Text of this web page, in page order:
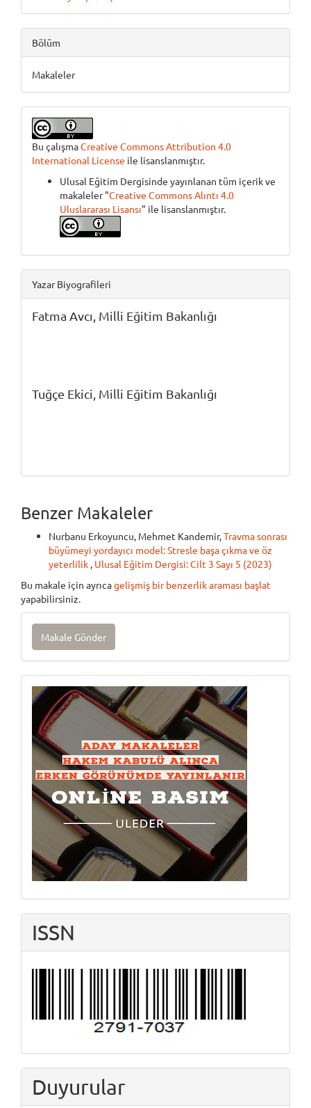
Bölüm
Makaleler
Bu çalışmaCreative Commons Attribution 4.0
International License ile lisanslanmıştır.
Ulusal Eğitim Dergisinde yayınlanan tüm içerik ve
makaleler "Creative Commons Alıntı 4.0
Uluslararası Lisansı" ile lisanslanmıştır.
Yazar Biyografileri
Fatma Avcı, Milli Eğitim Bakanlığı
Tuğçe Ekici, Milli Eğitim Bakanlığı
Benzer Makaleler
Nurbanu Erkoyuncu, Mehmet Kandemir, Travma sonrası
büyümeyi yordayıcı model: Stresle başa çıkma ve öz
yeterlilik Ulusal Eğitim Dergisi: Cilt 3 Sayı 5 (2023)
Bu makale için ayrıcagelişmiş bir benzerlik araması başlat
yapabilirsiniz.
Makale
Gönder
Makale Gönder
Onlinebasım
ISSN
Duyurular